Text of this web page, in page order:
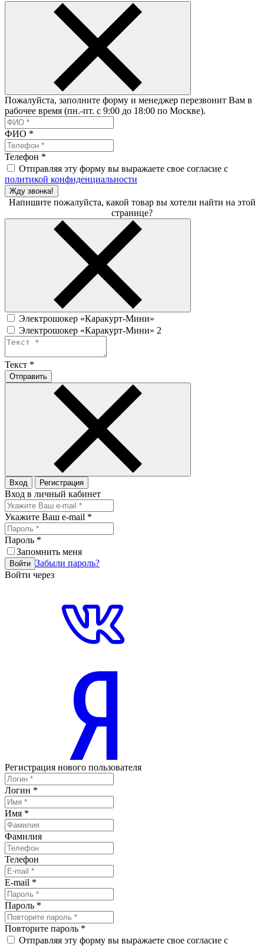
Пожалуйста, заполните форму и менеджер перезвонит Вам в
рабочее время (пн.-пт. с 9:00 до 18:00 по Москве).
ФИО *
Телефон *
Отправляя эту форму вы выражаете свое согласие с
политикой конфиденциальности
Жду звонка!
Напишите пожалуйста, какой товар вы хотели найти на этой
странице?
Электрошокер «Каракурт-Мини»
Электрошокер «Каракурт-Мини» 2
Текст *
Отправить
Вход Регистрация
Вход в личный кабинет
Укажите Ваш e-mail *
Пароль *
Запомнить меня
Войти Забыли пароль?
Войти через
Регистрация нового пользователя
Логин *
Имя *
Фамилия
Телефон
E-mail *
Пароль *
Повторите пароль *
Отправляя эту форму вы выражаете свое согласие с